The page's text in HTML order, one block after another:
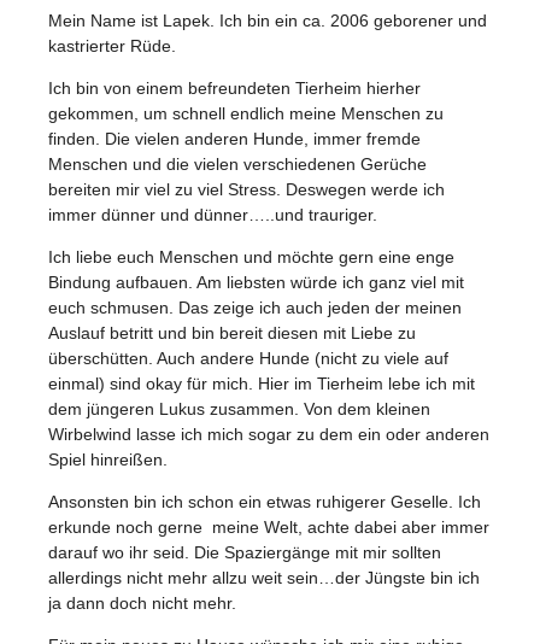
Mein Name ist Lapek. Ich bin ein ca. 2006 geborener und
kastrierter Rüde.
Ich bin von einem befreundeten Tierheim hierher
gekommen, um schnell endlich meine Menschen zu
finden. Die vielen anderen Hunde, immer fremde
Menschen und die vielen verschiedenen Gerüche
bereiten mir viel zu viel Stress. Deswegen werde ich
immer dünner und dünner…..und trauriger.
Ich liebe euch Menschen und möchte gern eine enge
Bindung aufbauen. Am liebsten würde ich ganz viel mit
euch schmusen. Das zeige ich auch jeden der meinen
Auslauf betritt und bin bereit diesen mit Liebe zu
überschütten. Auch andere Hunde (nicht zu viele auf
einmal) sind okay für mich. Hier im Tierheim lebe ich mit
dem jüngeren Lukus zusammen. Von dem kleinen
Wirbelwind lasse ich mich sogar zu dem ein oder anderen
Spiel hinreißen.
Ansonsten bin ich schon ein etwas ruhigerer Geselle. Ich
erkunde noch gerne meine Welt, achte dabei aber immer
darauf wo ihr seid. Die Spaziergänge mit mir sollten
allerdings nicht mehr allzu weit sein…der Jüngste bin ich
ja dann doch nicht mehr.